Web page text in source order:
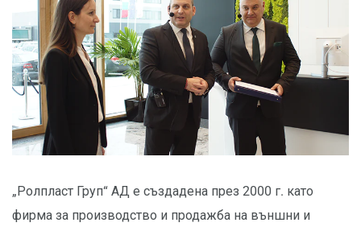
„Ролпласт Груп“ АД е създадена през 2000 г. като
фирма за производство и продажба на външни и